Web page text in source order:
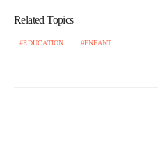
Related Topics
EDUCATION ENFANT